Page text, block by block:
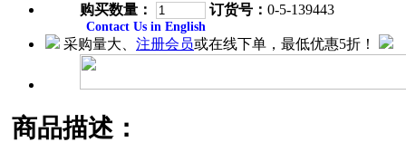
购买数量：
订货号： 0-5-139443
Contact Us in English
采购量大、 注册会员或在线下单，最低优惠5折！
商品描述：